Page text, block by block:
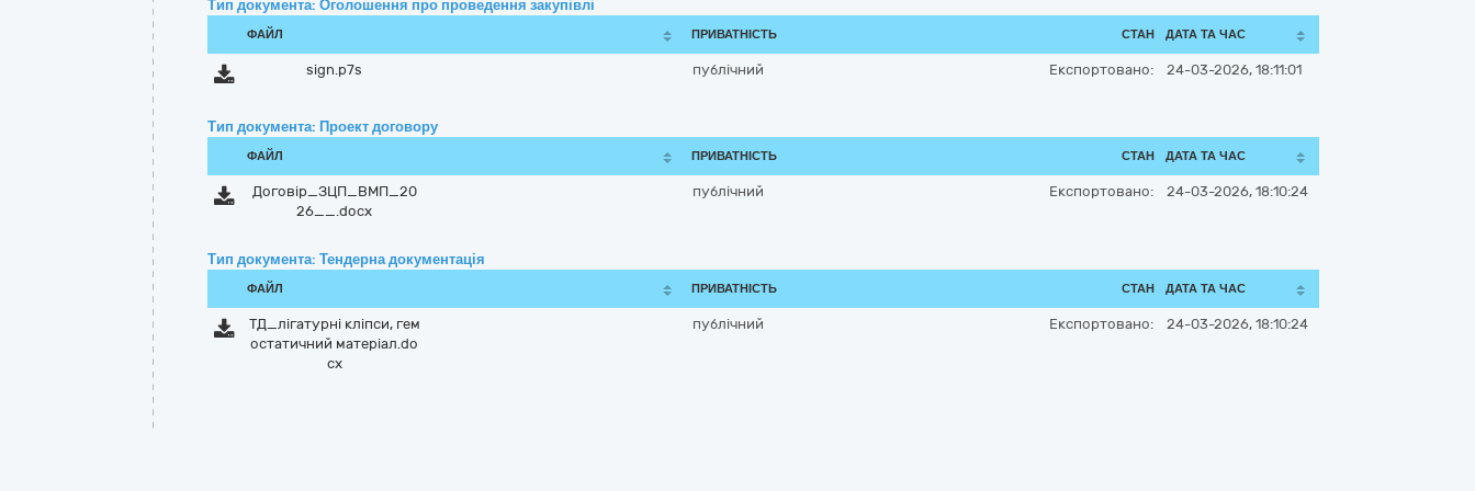
Тип документа: Оголошення про проведення закупівлі
ФАЙЛ ПРИВАТНІСТЬ СТАН ДАТА ТА ЧАС
sign.p7s публічний Експортовано: 24-03-2026, 18:11:01
Тип документа: Проект договору
ФАЙЛ ПРИВАТНІСТЬ СТАН ДАТА ТА ЧАС
Договір_ЗЦП_ВМП_20
26__.docx
публічний Експортовано: 24-03-2026, 18:10:24
Тип документа: Тендерна документація
ФАЙЛ ПРИВАТНІСТЬ СТАН ДАТА ТА ЧАС
ТД_лігатурні кліпси, гем
остатичний матеріал.do
cx
публічний Експортовано: 24-03-2026, 18:10:24